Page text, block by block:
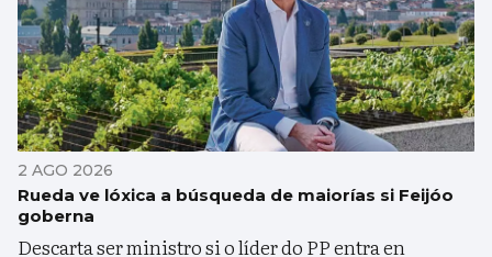
2 AGO 2026
Rueda ve lóxica a búsqueda de maiorías si Feijóo
goberna
Descarta ser ministro si o líder do PP entra en